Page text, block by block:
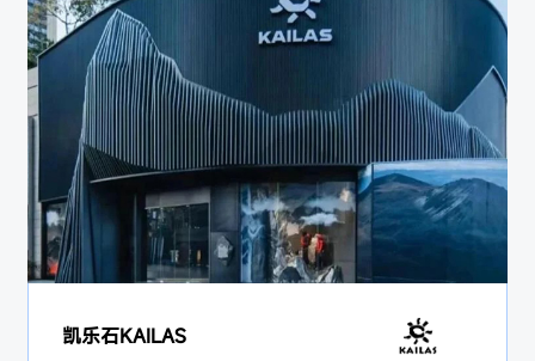
凯乐石KAILAS